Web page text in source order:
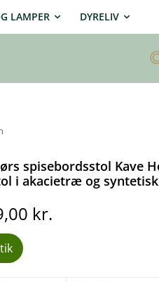
LAMPER DYRELIV
spisebordsstol Kave
i akacietræ og
kr.